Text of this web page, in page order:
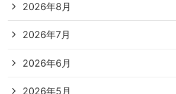
2026年8月
2026年7月
2026年6月
2026年5月